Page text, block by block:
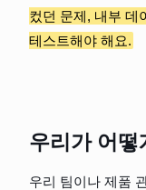
컸던 문제, 내부 데
테스트해야 해요.
우리가 어떻
우리 팀이나 제품